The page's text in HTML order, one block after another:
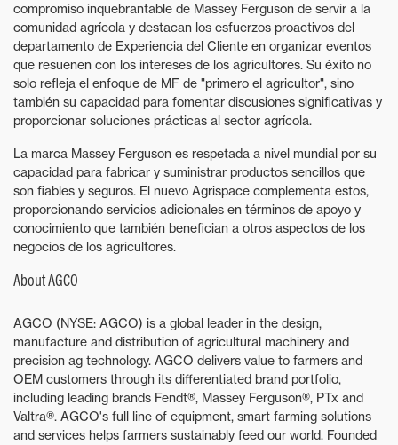
compromiso inquebrantable de Massey Ferguson de servir a la
comunidad agrícola y destacan los esfuerzos proactivos del
departamento de Experiencia del Cliente en organizar eventos
que resuenen con los intereses de los agricultores. Su éxito no
solo refleja el enfoque de MF de "primero el agricultor", sino
también su capacidad para fomentar discusiones significativas y
proporcionar soluciones prácticas al sector agrícola.
La marca Massey Ferguson es respetada a nivel mundial por su
capacidad para fabricar y suministrar productos sencillos que
son fiables y seguros. El nuevo Agrispace complementa estos,
proporcionando servicios adicionales en términos de apoyo y
conocimiento que también benefician a otros aspectos de los
negocios de los agricultores.
About AGCO
AGCO (NYSE: AGCO) is a global leader in the design,
manufacture and distribution of agricultural machinery and
precision ag technology. AGCO delivers value to farmers and
OEM customers through its differentiated brand portfolio,
including leading brands Fendt®, Massey Ferguson®, PTx and
Valtra®. AGCO's full line of equipment, smart farming solutions
and services helps farmers sustainably feed our world. Founded